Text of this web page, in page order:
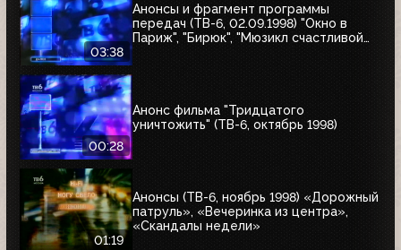
03:38
Анонсы и фрагмент программы
передач (ТВ-6, 02.09.1998) "Окно в
Париж", "Бирюк", "Мюзикл счастливой
00:28
Анонс фильма "Тридцатого
уничтожить" (ТВ-6, октябрь 1998)
01:19
Анонсы (ТВ-6, ноябрь 1998) «Дорожный
патруль», «Вечеринка из центра»,
«Скандалы недели»